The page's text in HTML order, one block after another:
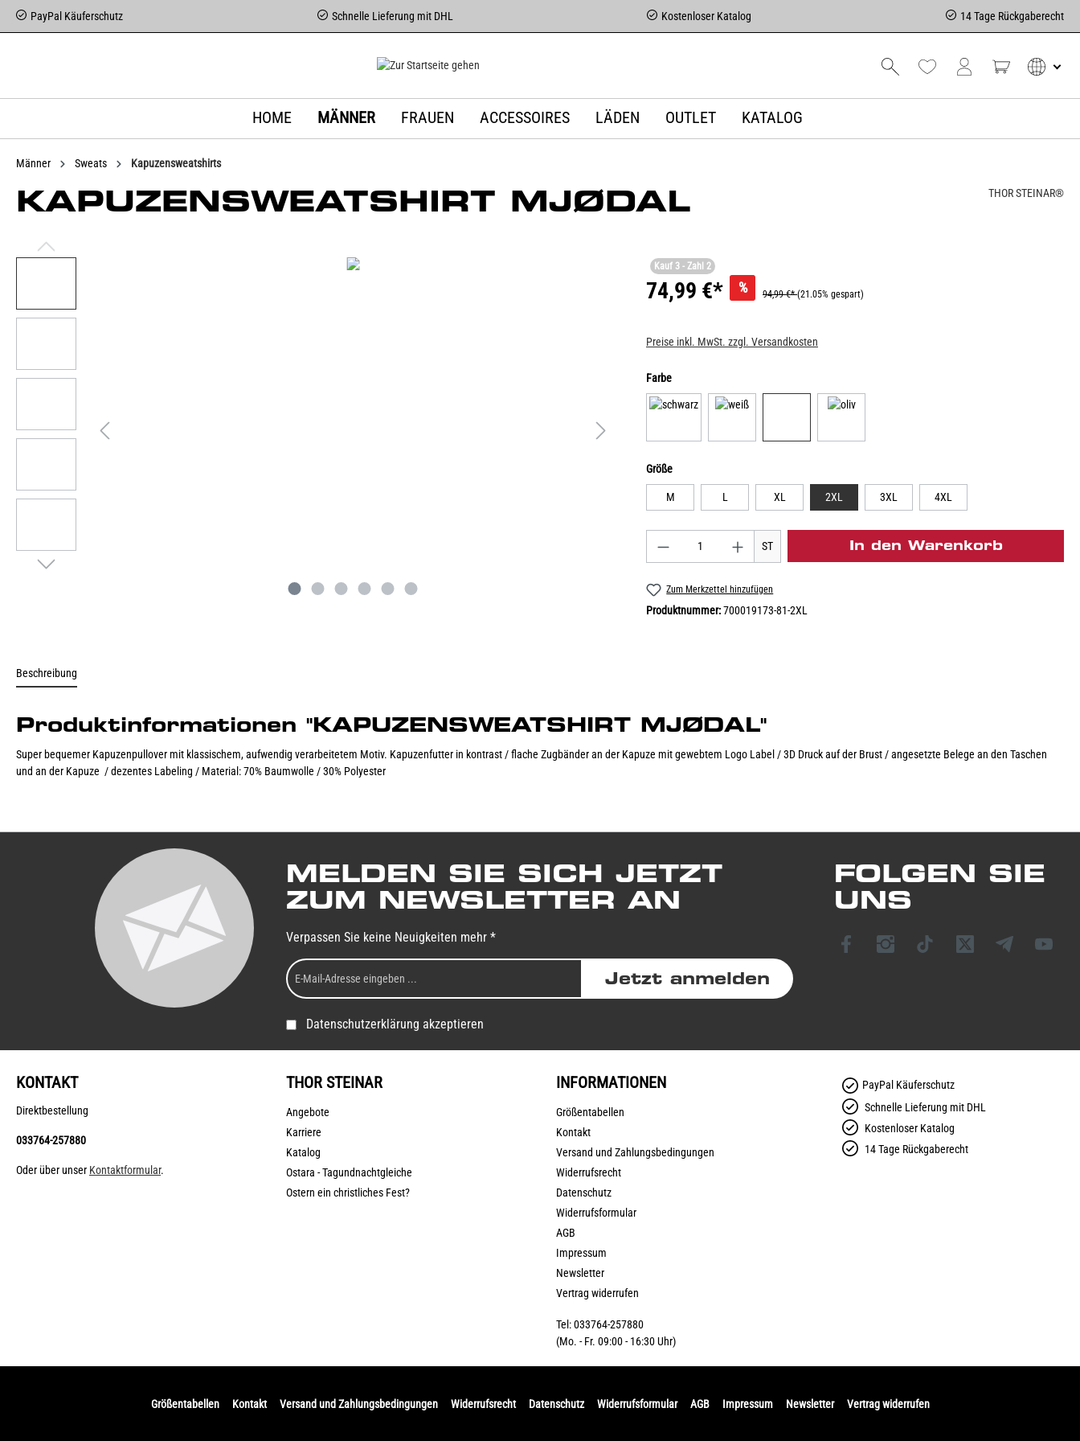
PayPal Käuferschutz Schnelle Lieferung mit DHL Kostenloser Katalog 14 Tage Rückgaberecht
HOME MÄNNER FRAUEN ACCESSOIRES LÄDEN OUTLET KATALOG
Männer Sweats Kapuzensweatshirts
KAPUZENSWEATSHIRT MJØDAL THOR STEINAR®
Kauf 3 - Zahl 2
74,99 €* % 94,99 €*(21.05% gespart)
Preise inkl. MwSt. zzgl. Versandkosten
Farbe
Größe
M L XL 2XL 3XL 4XL
ST In den Warenkorb
Zum Merkzettel hinzufügen
Produktnummer:700019173-81-2XL
Beschreibung
Produktinformationen "KAPUZENSWEATSHIRT MJØDAL"
Super bequemer Kapuzenpullover mit klassischem, aufwendig verarbeitetem Motiv. Kapuzenfutter in kontrast / flache Zugbänder an der Kapuze mit gewebtem Logo Label / 3D Druck auf der Brust / angesetzte Belege an den Taschen
und an der Kapuze / dezentes Labeling / Material: 70% Baumwolle / 30% Polyester
MELDEN SIE SICH JETZT
ZUM NEWSLETTER AN
Verpassen Sie keine Neuigkeiten mehr *
Jetzt anmelden
Datenschutzerklärung akzeptieren
FOLGEN SIE
UNS
KONTAKT
Direktbestellung
033764-257880
Oder über unser Kontaktformular.
THOR STEINAR
Angebote
Karriere
Katalog
Ostara - Tagundnachtgleiche
Ostern ein christliches Fest?
INFORMATIONEN
Größentabellen
Kontakt
Versand und Zahlungsbedingungen
Widerrufsrecht
Datenschutz
Widerrufsformular
AGB
Impressum
Newsletter
Vertrag widerrufen
Tel: 033764-257880
(Mo. - Fr. 09:00 - 16:30 Uhr)
PayPal Käuferschutz
Schnelle Lieferung mit DHL
Kostenloser Katalog
14 Tage Rückgaberecht
Größentabellen Kontakt Versand und Zahlungsbedingungen Widerrufsrecht Datenschutz Widerrufsformular AGB Impressum Newsletter Vertrag widerrufen